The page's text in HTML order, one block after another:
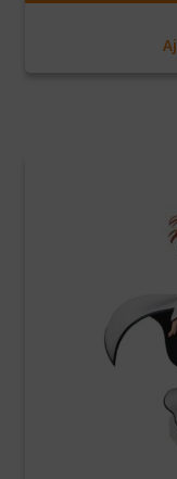
Ajouter à